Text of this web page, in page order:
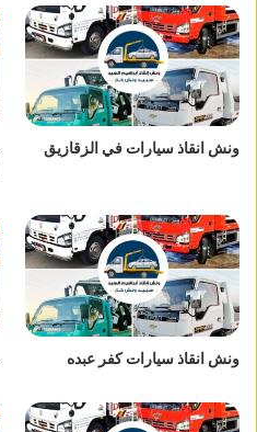
ونش انقاذ سيارات في الزقازيق
ونش انقاذ سيارات كفر عبده